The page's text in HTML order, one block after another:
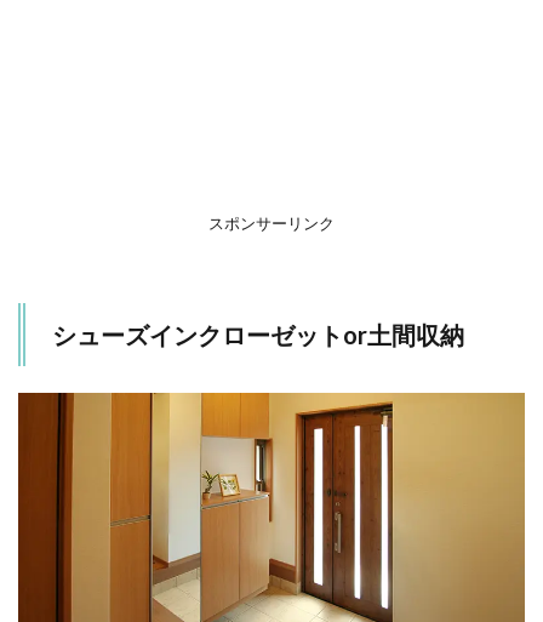
スポンサーリンク
シューズインクローゼットor土間収納